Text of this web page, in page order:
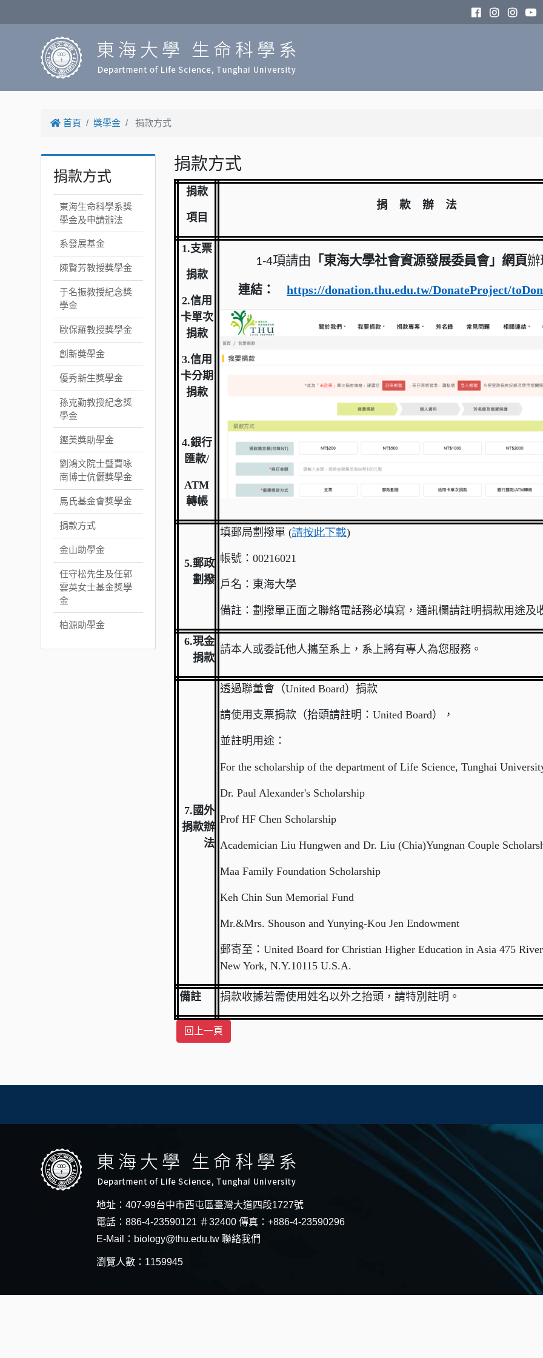
首頁 獎學金 捐款方式
捐款方式
東海生命科學系獎
學金及申請辦法
系發展基金
陳賢芳教授獎學金
于名振教授紀念獎
學金
歐保羅教授獎學金
創新奬學金
優秀新生獎學金
孫克勤教授紀念獎
學金
鏗美獎助學金
劉鴻文院士暨賈咏
南博士伉儷獎學金
馬氏基金會獎學金
捐款方式
金山助學金
任守松先生及任郭
雲英女士基金獎學
金
柏源助學金
捐款方式
捐款
項目
捐 款 辦 法
1.支票
捐款
1-4項請由 「東海大學社會資源發展委員會」網頁辦
連結：https://donation.thu.edu.tw/DonateProject/
2.信用
卡單次
捐款
3.信用
卡分期
捐款
4.銀行
匯款/
ATM
轉帳
5.郵政
劃撥
填郵局劃撥單 (請按此下載)
帳號：00216021
戶名：東海大學
備註： 劃撥單正面之聯絡電話務必填寫，通訊欄請註明捐款用途及
6.現金
捐款
請本人或委託他人攜至系上，系上將有專人為您服務。
7. 國外
捐款辦
法
透過聯董會（United Board）捐款
請使用支票捐款（抬頭請註明：United Board），
並註明用途：
For the scholarship of the department of Life Science, Tunghai
Dr. Paul Alexander's Scholarship
Prof HF Chen Scholarship
Academician Liu Hungwen and Dr. Liu (Chia)Yungnan Couple
Maa Family Foundation Scholarship
Keh Chin Sun Memorial Fund
Mr.&Mrs. Shouson and Yunying-Kou Jen Endowment
郵寄至：United Board for Christian Higher Education in Asia 475
New York, N.Y.10115 U.S.A.
備註 捐款收據若需使用姓名以外之抬頭，請特別註明。
地址：407-99台中市西屯區臺灣大道四段1727號
電話：886-4-23590121 ＃32400 傳真：+886-4-23590296
E-Mail： biology@thu.edu.tw 聯絡我們
瀏覽人數：1159945